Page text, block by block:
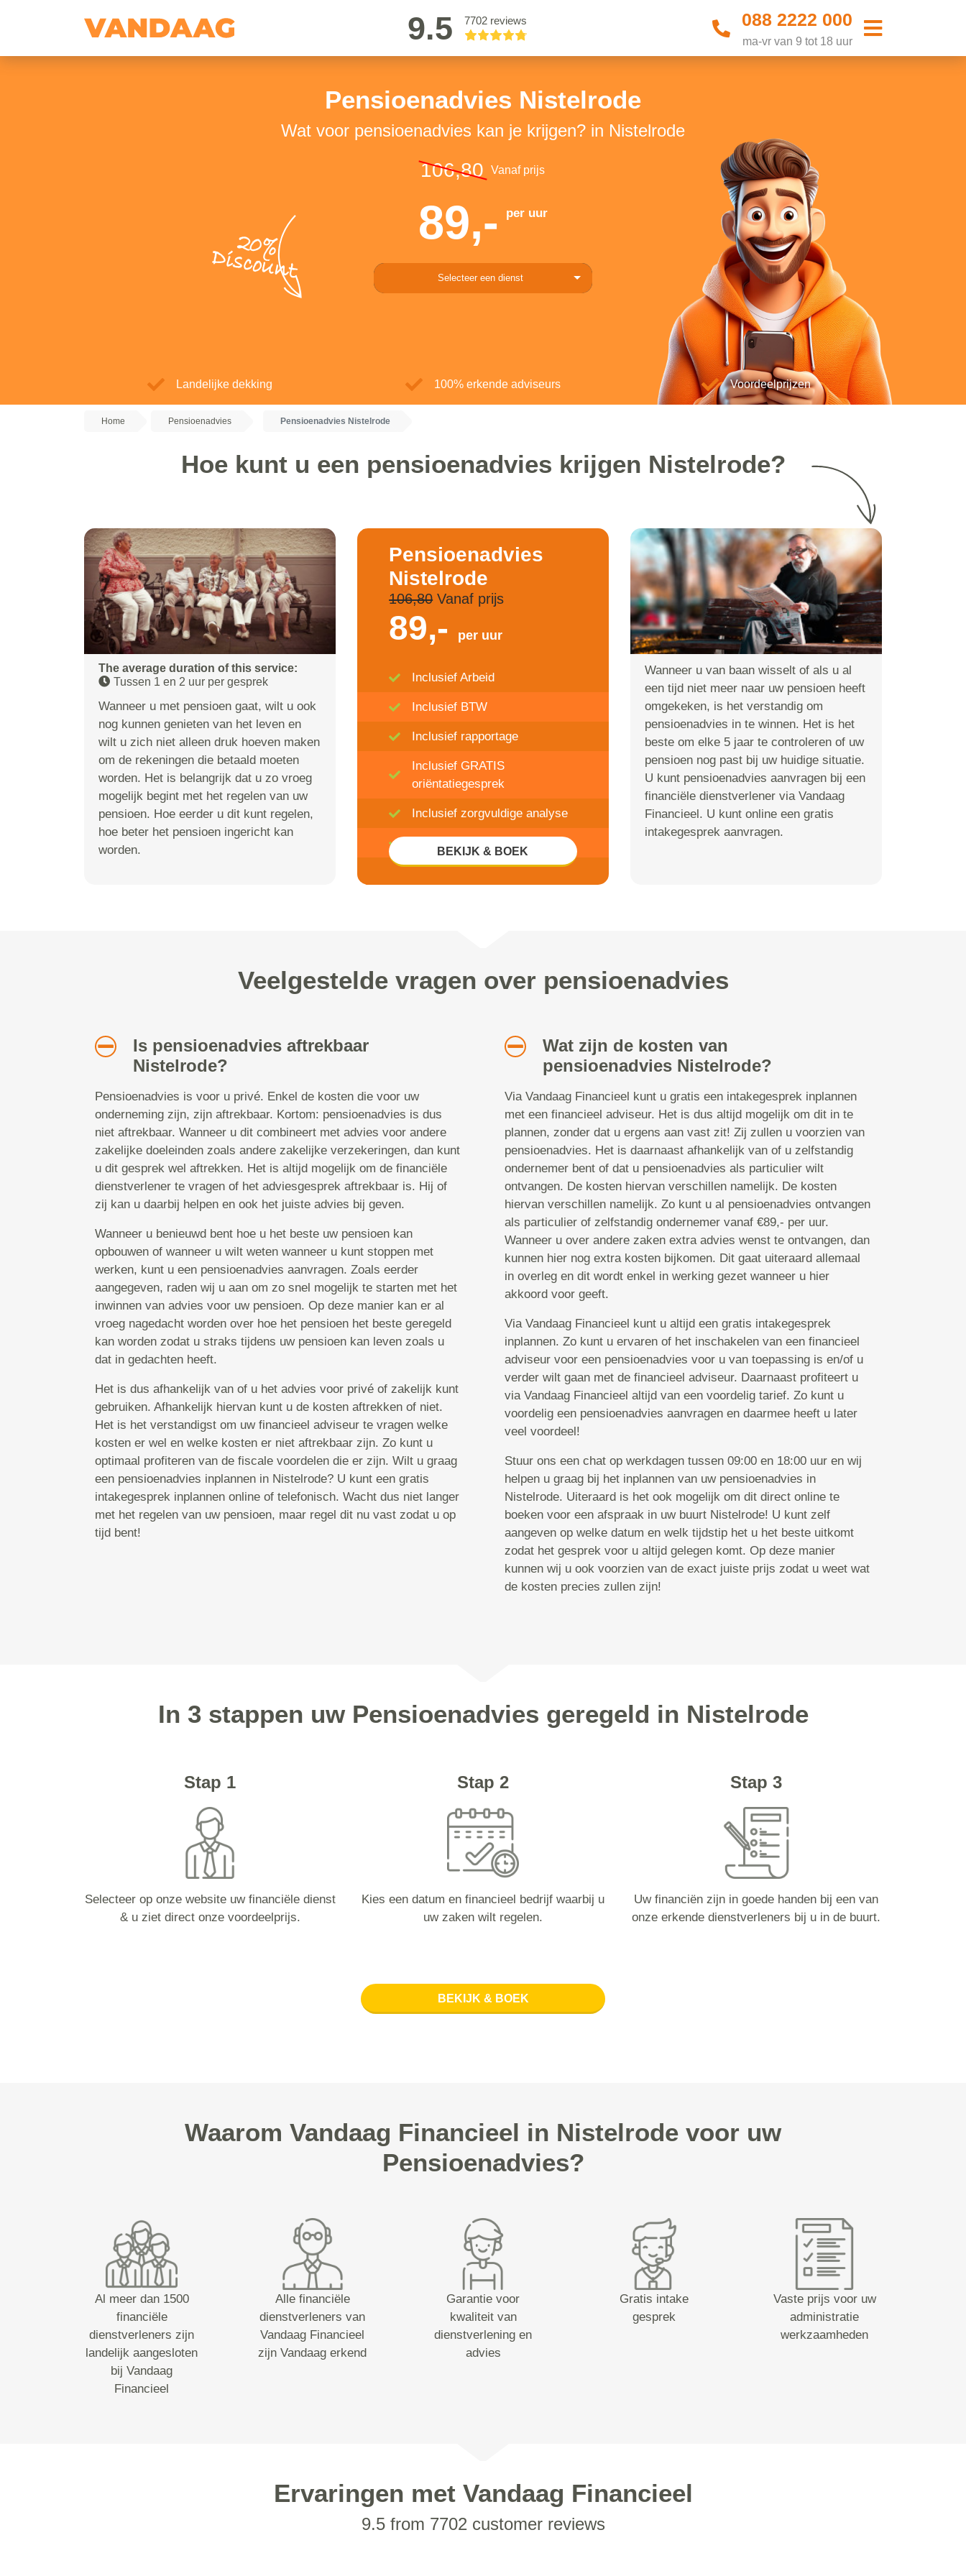
9.5 7702 reviews 088 2222 000
ma-vr van 9 tot 18 uur
Pensioenadvies Nistelrode
Wat voor pensioenadvies kan je krijgen? in Nistelrode
20%
Discount
106,80 Vanaf prijs
89,- per uur
Selecteer een dienst
Landelijke dekking 100% erkende adviseurs Voordeelprijzen
Home Pensioenadvies Pensioenadvies Nistelrode
Hoe kunt u een pensioenadvies krijgen Nistelrode?
The average duration of this service:
Tussen 1 en 2 uur per gesprek
Wanneer u met pensioen gaat, wilt u ook
nog kunnen genieten van het leven en
wilt u zich niet alleen druk hoeven maken
om de rekeningen die betaald moeten
worden. Het is belangrijk dat u zo vroeg
mogelijk begint met het regelen van uw
pensioen. Hoe eerder u dit kunt regelen,
hoe beter het pensioen ingericht kan
worden.
Pensioenadvies
Nistelrode
106,80Vanaf prijs
89,- per uur
Inclusief Arbeid
Inclusief BTW
Inclusief rapportage
Inclusief GRATIS
oriëntatiegesprek
Inclusief zorgvuldige analyse
BEKIJK & BOEK
Wanneer u van baan wisselt of als u al
een tijd niet meer naar uw pensioen heeft
omgekeken, is het verstandig om
pensioenadvies in te winnen. Het is het
beste om elke 5 jaar te controleren of uw
pensioen nog past bij uw huidige situatie.
U kunt pensioenadvies aanvragen bij een
financiële dienstverlener via Vandaag
Financieel. U kunt online een gratis
intakegesprek aanvragen.
Veelgestelde vragen over pensioenadvies
Is pensioenadvies aftrekbaar
Nistelrode?
Pensioenadvies is voor u privé. Enkel de kosten die voor uw
onderneming zijn, zijn aftrekbaar. Kortom: pensioenadvies is dus
niet aftrekbaar. Wanneer u dit combineert met advies voor andere
zakelijke doeleinden zoals andere zakelijke verzekeringen, dan kunt
u dit gesprek wel aftrekken. Het is altijd mogelijk om de financiële
dienstverlener te vragen of het adviesgesprek aftrekbaar is. Hij of
zij kan u daarbij helpen en ook het juiste advies bij geven.
Wanneer u benieuwd bent hoe u het beste uw pensioen kan
opbouwen of wanneer u wilt weten wanneer u kunt stoppen met
werken, kunt u een pensioenadvies aanvragen. Zoals eerder
aangegeven, raden wij u aan om zo snel mogelijk te starten met het
inwinnen van advies voor uw pensioen. Op deze manier kan er al
vroeg nagedacht worden over hoe het pensioen het beste geregeld
kan worden zodat u straks tijdens uw pensioen kan leven zoals u
dat in gedachten heeft.
Het is dus afhankelijk van of u het advies voor privé of zakelijk kunt
gebruiken. Afhankelijk hiervan kunt u de kosten aftrekken of niet.
Het is het verstandigst om uw financieel adviseur te vragen welke
kosten er wel en welke kosten er niet aftrekbaar zijn. Zo kunt u
optimaal profiteren van de fiscale voordelen die er zijn. Wilt u graag
een pensioenadvies inplannen in Nistelrode? U kunt een gratis
intakegesprek inplannen online of telefonisch. Wacht dus niet langer
met het regelen van uw pensioen, maar regel dit nu vast zodat u op
tijd bent!
Wat zijn de kosten van
pensioenadvies Nistelrode?
Via Vandaag Financieel kunt u gratis een intakegesprek inplannen
met een financieel adviseur. Het is dus altijd mogelijk om dit in te
plannen, zonder dat u ergens aan vast zit! Zij zullen u voorzien van
pensioenadvies. Het is daarnaast afhankelijk van of u zelfstandig
ondernemer bent of dat u pensioenadvies als particulier wilt
ontvangen. De kosten hiervan verschillen namelijk. De kosten
hiervan verschillen namelijk. Zo kunt u al pensioenadvies ontvangen
als particulier of zelfstandig ondernemer vanaf €89,- per uur.
Wanneer u over andere zaken extra advies wenst te ontvangen, dan
kunnen hier nog extra kosten bijkomen. Dit gaat uiteraard allemaal
in overleg en dit wordt enkel in werking gezet wanneer u hier
akkoord voor geeft.
Via Vandaag Financieel kunt u altijd een gratis intakegesprek
inplannen. Zo kunt u ervaren of het inschakelen van een financieel
adviseur voor een pensioenadvies voor u van toepassing is en/of u
verder wilt gaan met de financieel adviseur. Daarnaast profiteert u
via Vandaag Financieel altijd van een voordelig tarief. Zo kunt u
voordelig een pensioenadvies aanvragen en daarmee heeft u later
veel voordeel!
Stuur ons een chat op werkdagen tussen 09:00 en 18:00 uur en wij
helpen u graag bij het inplannen van uw pensioenadvies in
Nistelrode. Uiteraard is het ook mogelijk om dit direct online te
boeken voor een afspraak in uw buurt Nistelrode! U kunt zelf
aangeven op welke datum en welk tijdstip het u het beste uitkomt
zodat het gesprek voor u altijd gelegen komt. Op deze manier
kunnen wij u ook voorzien van de exact juiste prijs zodat u weet wat
de kosten precies zullen zijn!
In 3 stappen uw Pensioenadvies geregeld in Nistelrode
Stap 1
Selecteer op onze website uw financiële dienst
& u ziet direct onze voordeelprijs.
Stap 2
Kies een datum en financieel bedrijf waarbij u
uw zaken wilt regelen.
Stap 3
Uw financiën zijn in goede handen bij een van
onze erkende dienstverleners bij u in de buurt.
BEKIJK & BOEK
Waarom Vandaag Financieel in Nistelrode voor uw
Pensioenadvies?
Al meer dan 1500
financiële
dienstverleners zijn
landelijk aangesloten
bij Vandaag
Financieel
Alle financiële
dienstverleners van
Vandaag Financieel
zijn Vandaag erkend
Garantie voor
kwaliteit van
dienstverlening en
advies
Gratis intake
gesprek
Vaste prijs voor uw
administratie
werkzaamheden
Ervaringen met Vandaag Financieel
9.5 from 7702 customer reviews